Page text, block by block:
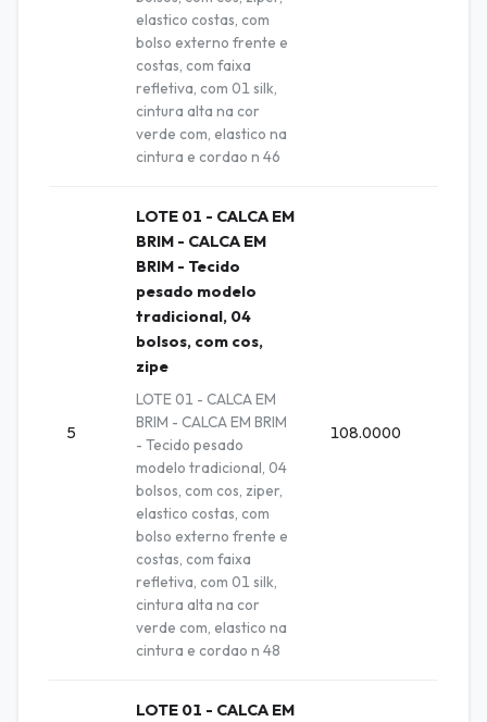
elastico costas, com
bolso externo frente e
costas, com faixa
refletiva, com 01 silk,
cintura alta na cor
verde com, elastico na
cintura e cordao n 46
5
LOTE 01 - CALCA EM
BRIM - CALCA EM
BRIM - Tecido
pesado modelo
tradicional, 04
bolsos, com cos,
zipe
LOTE 01 - CALCA EM
BRIM - CALCA EM BRIM
- Tecido pesado
modelo tradicional, 04
bolsos, com cos, ziper,
elastico costas, com
bolso externo frente e
costas, com faixa
refletiva, com 01 silk,
cintura alta na cor
verde com, elastico na
cintura e cordao n 48
108.0000
LOTE 01 - CALCA EM